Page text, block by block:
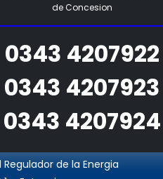
de Concesion
0343 4207922
0343 4207923
0343 4207924
de la Energia